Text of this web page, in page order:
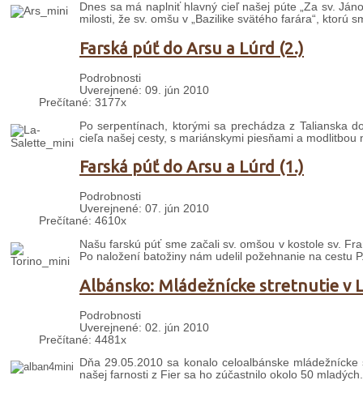
Dnes sa má naplniť hlavný cieľ našej púte „Za sv.
milosti, že sv. omšu v „Bazilike svätého farára“, ktorú
Farská púť do Arsu a Lúrd (2.)
Podrobnosti
Uverejnené: 09. jún 2010
Prečítané: 3177x
Po serpentínach, ktorými sa prechádza z Talianska
cieľa našej cesty, s mariánskymi piesňami a
Farská púť do Arsu a Lúrd (1.)
Podrobnosti
Uverejnené: 07. jún 2010
Prečítané: 4610x
Našu farskú púť sme začali sv. omšou v kostole sv.
Po naložení batožiny nám udelil požehnanie na cestu
Albánsko: Mládežnícke stretnutie v
Podrobnosti
Uverejnené: 02. jún 2010
Prečítané: 4481x
Dňa 29.05.2010 sa konalo celoalbánske
našej farnosti z Fier sa ho zúčastnilo okolo 50 mladých.